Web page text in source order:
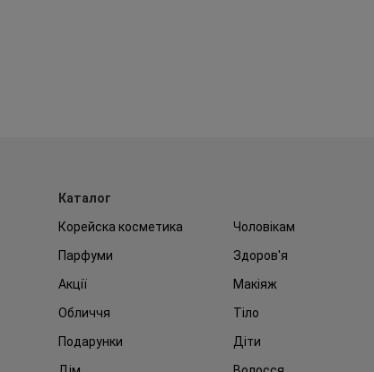
Каталог
Корейска косметика
Чоловікам
Парфуми
Здоров'я
Акції
Макіяж
Обличчя
Тіло
Подарунки
Діти